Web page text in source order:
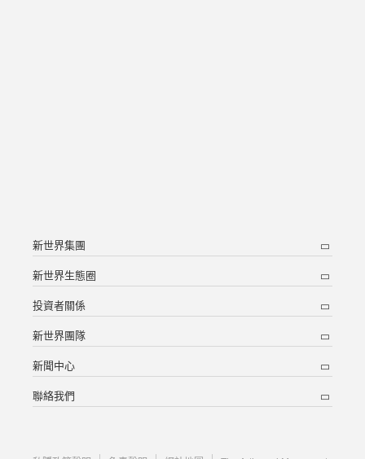
新世界集團
新世界生態圈
投資者關係
新世界團隊
新聞中心
聯絡我們